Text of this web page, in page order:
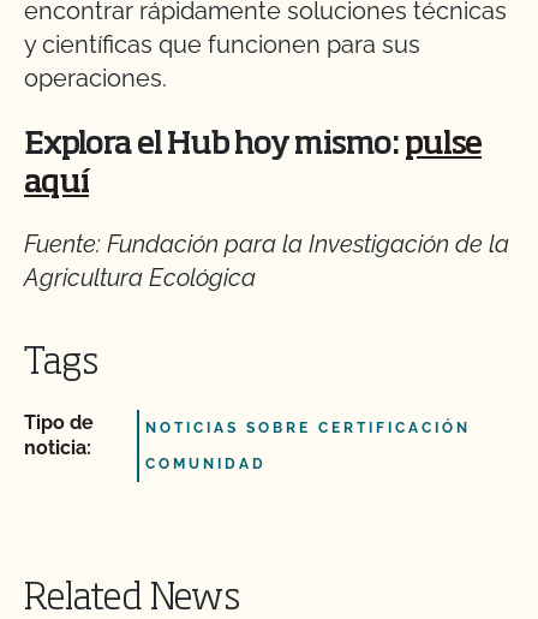
encontrar rápidamente soluciones técnicas
y científicas que funcionen para sus
operaciones.
Explora el Hub hoy mismo: pulse
aquí
Fuente: Fundación para la Investigación de la
Agricultura Ecológica
Tags
Tipo de
noticia:
NOTICIAS SOBRE CERTIFICACIÓN
COMUNIDAD
Related News